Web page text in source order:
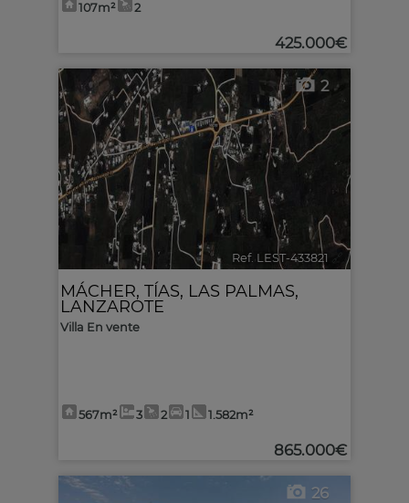
107m² 2
425.000€
2
Ref. LEST-433821
MÁCHER, TÍAS, LAS PALMAS,
LANZAROTE
Villa En vente
567m² 3 2 1 1.582m²
865.000€
26